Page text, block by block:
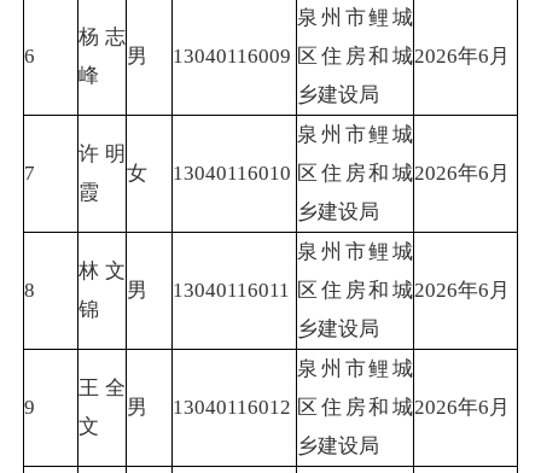
6
杨志
峰
男 13040116009
泉州市鲤城
区住房和城
乡建设局
2026年6月
7
许明
霞
女 13040116010
泉州市鲤城
区住房和城
乡建设局
2026年6月
8
林文
锦
男 13040116011
泉州市鲤城
区住房和城
乡建设局
2026年6月
9
王全
文
男 13040116012
泉州市鲤城
区住房和城
乡建设局
2026年6月